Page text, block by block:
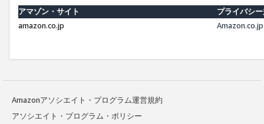
アマゾン・サイト
プライバシ
amazon.co.jp
Amazonアソシエイト・プログラム運営規約
アソシエイト・プログラム・ポリシー